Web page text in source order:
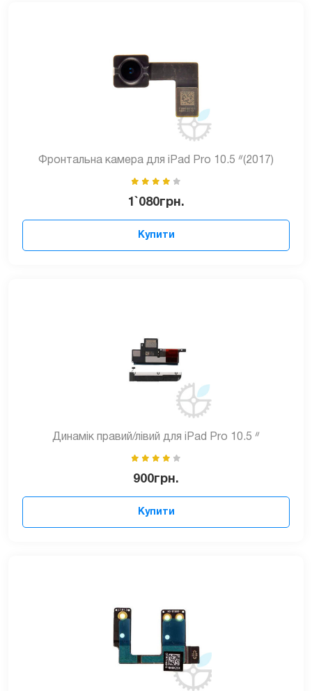
Фронтальна камера для iPad Pro 10.5 ᐥ(2017)
1`080грн.
Купити
Динамік правий/лівий для iPad Pro 10.5 ᐥ
900грн.
Купити